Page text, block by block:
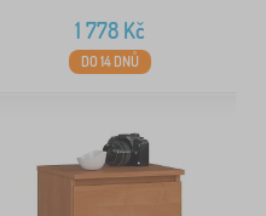
1 778Kč
DO 14 DNŮ